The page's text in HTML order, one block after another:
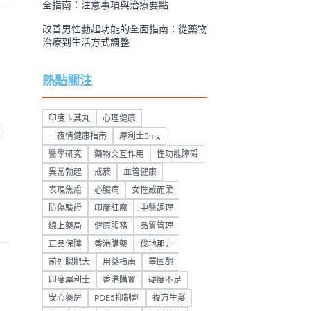
全指南：注意事項與治療要點
改善男性勃起功能的全面指南：從藥物
治療到生活方式調整
熱點關注
印度卡其丸 心理健康
一夜情健康指南 犀利士5mg
醫學研究 藥物交互作用 性功能障礙
異常勃起 戒菸 血管健康
表現焦慮 心臟病 女性威而柔
防偽驗證 印度紅魔 中醫調理
線上藥局 健康服務 品質管理
正品保障 香港購藥 伐地那非
前列腺肥大 用藥指南 睪固酮
印度犀利士 香港購買 硬度不足
安心藥房 PDE5抑制劑 複方生髮